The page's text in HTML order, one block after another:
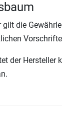
gilt die
der Hersteller